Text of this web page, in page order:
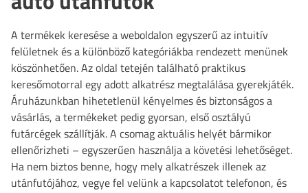
A termékek keresése a weboldalon egyszerű az intuitív
felületnek és a különböző kategóriákba rendezett menünek
köszönhetően. Az oldal tetején található praktikus
keresőmotorral egy adott alkatrész megtalálása gyerekjáték.
Áruházunkban hihetetlenül kényelmes és biztonságos a
vásárlás, a termékeket pedig gyorsan, első osztályú
futárcégek szállítják. A csomag aktuális helyét bármikor
ellenőrizheti – egyszerűen használja a követési lehetőséget.
Ha nem biztos benne, hogy mely alkatrészek illenek az
utánfutójához, vegye fel velünk a kapcsolatot telefonon, és